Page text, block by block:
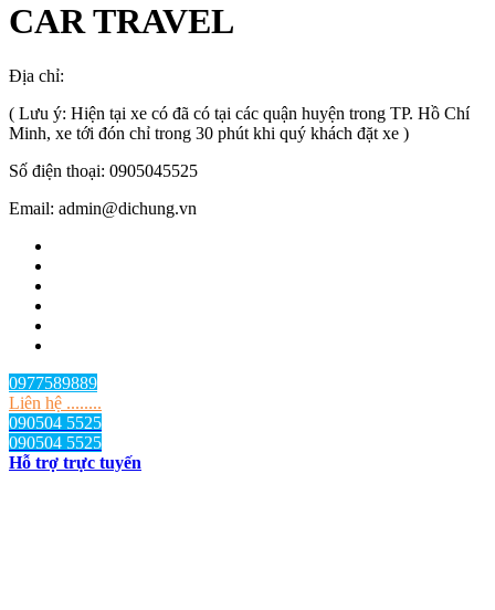
CAR TRAVEL
Địa chỉ:
( Lưu ý: Hiện tại xe có đã có tại các quận huyện trong TP. Hồ Chí
Minh, xe tới đón chỉ trong 30 phút khi quý khách đặt xe )
Số điện thoại: 0905045525
Email: admin@dichung.vn
0977589889
Liên hệ ........
090504 5525
090504 5525
Hỗ trợ trực tuyến